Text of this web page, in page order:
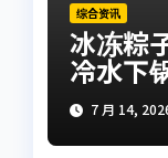
综合资讯
冰冻粽
冷水下
7 月 14,